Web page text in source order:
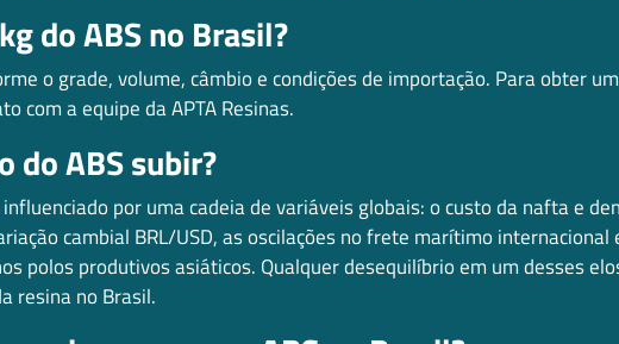
do ABS no Brasil?
o grade, volume, câmbio e condições de importação. Para obter
com a equipe da APTA Resinas.
do ABS subir?
influenciado por uma cadeia de variáveis globais: o custo da nafta e
cambial BRL/USD, as oscilações no frete marítimo internacional
polos produtivos asiáticos. Qualquer desequilíbrio em um desses
resina no Brasil.